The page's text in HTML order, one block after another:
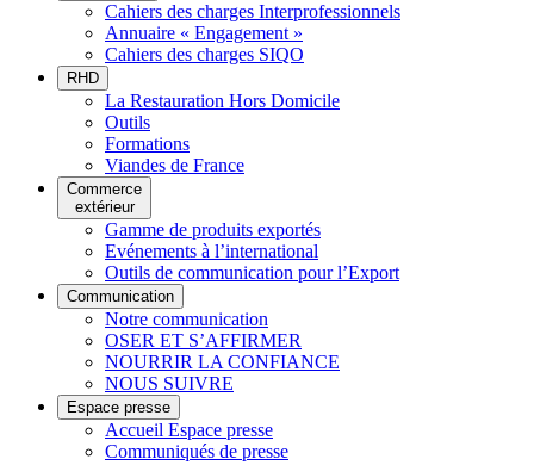
Cahiers des charges Interprofessionnels
Annuaire « Engagement »
Cahiers des charges SIQO
RHD
La Restauration Hors Domicile
Outils
Formations
Viandes de France
Commerce
extérieur
Gamme de produits exportés
Evénements à l’international
Outils de communication pour l’Export
Communication
Notre communication
OSER ET S’AFFIRMER
NOURRIR LA CONFIANCE
NOUS SUIVRE
Espace presse
Accueil Espace presse
Communiqués de presse